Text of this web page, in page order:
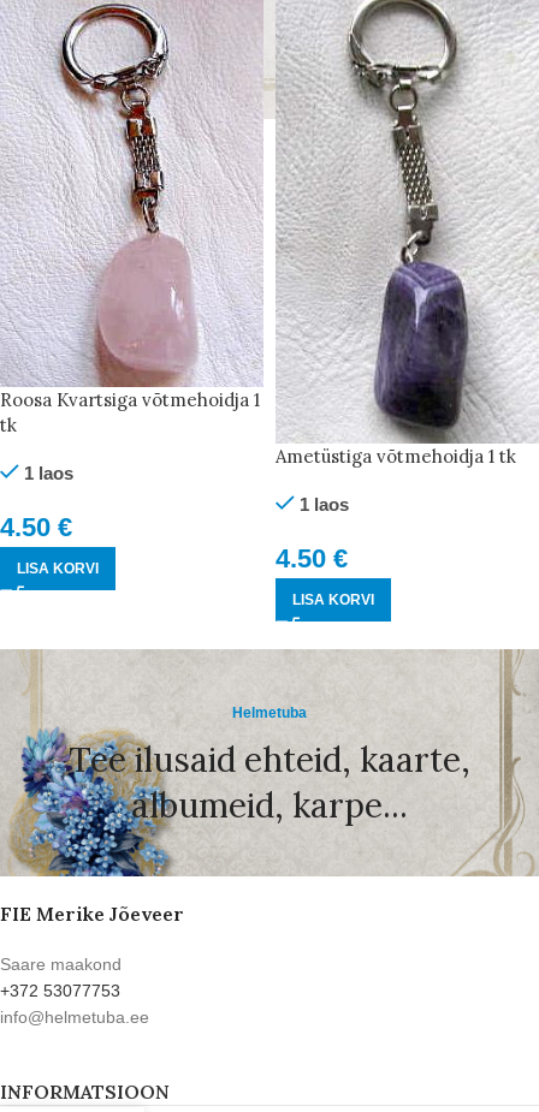
Roosa Kvartsiga võtmehoidja 1
tk
1 laos
4.50 €
LISA KORVI
Ametüstiga võtmehoidja 1 tk
1 laos
4.50 €
LISA KORVI
Helmetuba
Tee ilusaid ehteid, kaarte,
albumeid, karpe...
FIE Merike Jõeveer
Saare maakond
+372 53077753
info@helmetuba.ee
INFORMATSIOON